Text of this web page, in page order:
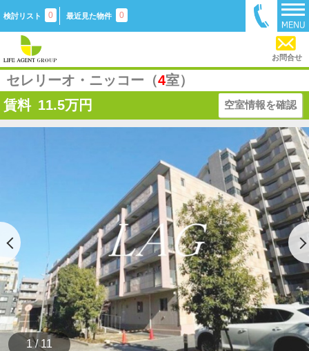
検討リスト 0 最近見た物件 0
お問合せ
セレリーオ・ニッコー（4室）
賃料 11.5万円 空室情報を確認
1 / 11